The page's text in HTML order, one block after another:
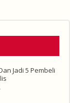
Jadi 5 Pembeli